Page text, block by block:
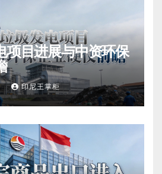
项目进展与中资环保
印尼王掌柜